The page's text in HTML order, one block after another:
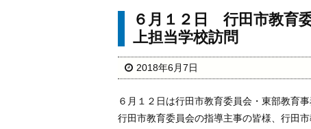
６月１２日 行田市教育
上担当学校訪問
2018年6月7日
６月１２日は行田市教育委員会・東部教育
行田市教育委員会の指導主事の皆様、行田